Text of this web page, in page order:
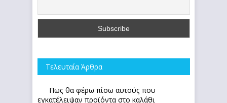
Τελευταία Άρθρα
Πως θα φέρω πίσω αυτούς που
εγκατέλειψαν προϊόντα στο καλάθι